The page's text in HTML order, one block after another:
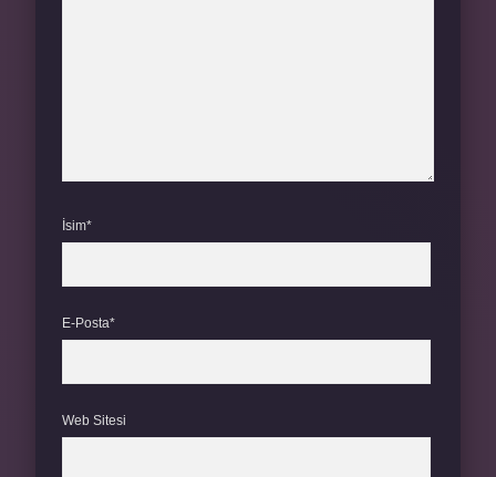
İsim*
E-Posta*
Web Sitesi